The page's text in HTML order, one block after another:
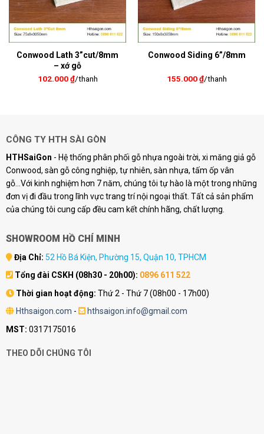
Conwood Lath 3”cut/8mm
– xớ gỗ
102.000₫/thanh
Conwood Siding 6”/8mm
155.000₫/thanh
CÔNG TY HTH SÀI GÒN
HTHSaiGon - Hệ thống phân phối gỗ nhựa ngoài trời, xi măng giả gỗ
Conwood, sàn gỗ công nghiệp, tự nhiên, sàn nhựa, tấm ốp vân
gỗ...Với kinh nghiệm hơn 7 năm, chúng tôi tự hào là một trong những
đơn vị đi đầu trong lĩnh vực trang trí nội ngoại thất. Tất cả sản phẩm
của chúng tôi cung cấp đều cam kết chính hãng, chất lượng.
SHOWROOM HỒ CHÍ MINH
Địa Chỉ: 52 Hồ Bá Kiện, Phường 15, Quận 10, TPHCM
Tổng đài CSKH (08h30 - 20h00): 0896 611 522
Thời gian hoạt động: Thứ 2 - Thứ 7 (08h00 - 17h00)
Hthsaigon.com -
hthsaigon.info@gmail.com
MST: 0317175016
THEO DÕI CHÚNG TÔI